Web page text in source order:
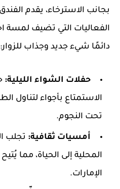
بجانب الاسترخاء، يقدم
الفعاليات التي تضيف لمسة
دائمًا شيء جديد وجذاب للزوار:
حفلات الشواء الليلية:
الاستمتاع بأجواء لتناول
تحت النجوم.
أمسيات ثقافية: تجلب
المحلية إلى الحياة، مما
الإمارات.